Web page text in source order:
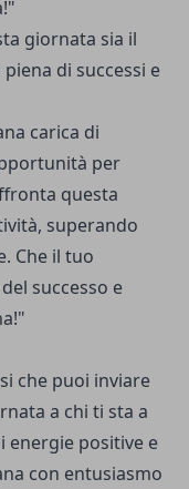
giornata sia il
di successi e
carica di
per
questa
superando
Che il tuo
successo e
che puoi inviare
a chi ti sta a
energie positive e
con entusiasmo